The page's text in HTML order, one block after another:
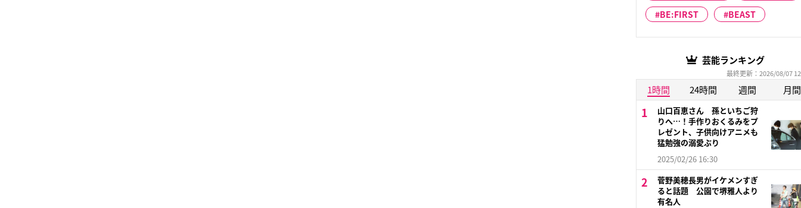
BE:FIRST
BEAST
芸能ランキング
最終更新：2026/08/07
1時間 24時間 週間 月間
山口百恵さん 孫といちご狩
りへ…！手作りおくるみをプ
レゼント、子供向けアニメも
猛勉強の溺愛ぶり
2025/02/26 16:30
菅野美穂長男がイケメンすぎ
ると話題 公園で堺雅人より
有名人